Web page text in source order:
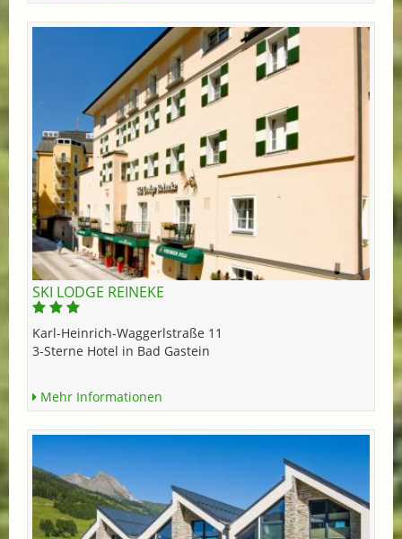
SKI LODGE REINEKE
Karl-Heinrich-Waggerlstraße 11
3-Sterne Hotel in Bad Gastein
Mehr Informationen